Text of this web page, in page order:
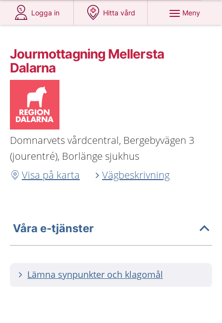
Logga in
Hitta vård
Meny
Jourmottagning Mellersta
Dalarna
Domnarvets vårdcentral, Bergebyvägen 3
(jourentré), Borlänge sjukhus
Visa på karta
Vägbeskrivning
Våra e-tjänster
Lämna synpunkter och klagomål